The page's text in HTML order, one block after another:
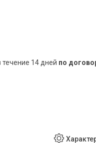
течение 14 дней по